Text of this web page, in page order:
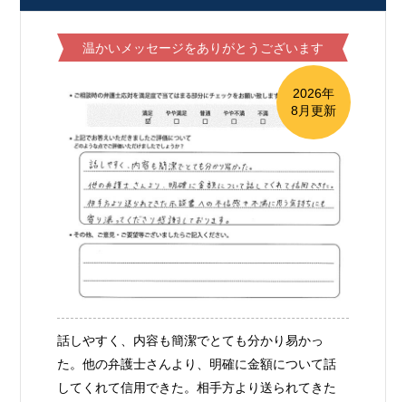
温かいメッセージをありがとうございます
2026年
8月更新
話しやすく、内容も簡潔でとても分かり易かっ
た。他の弁護士さんより、明確に金額について話
してくれて信用できた。相手方より送られてきた